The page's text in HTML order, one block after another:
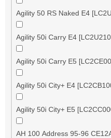
Agility 50 RS Naked E4
Agility 50i Carry E4
Agility 50i Carry E5
Agility 50i City+ E4
Agility 50i City+ E5
AH 100 Address 95-96